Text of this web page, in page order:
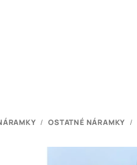
/ OSTATNÉ NÁRAMKY /